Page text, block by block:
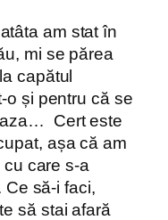
am stat în
mi se părea
capătul
o și pentru că se
Cert este
așa că am
care s-a
Ce să-i faci,
să stai afară